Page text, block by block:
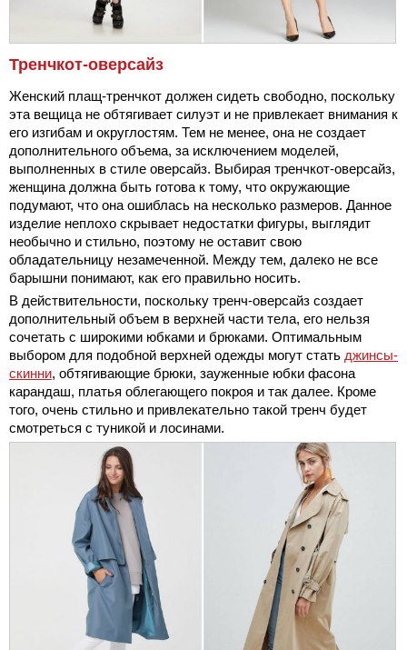
Тренчкот-оверсайз
Женский плащ-тренчкот должен сидеть свободно, поскольку
эта вещица не обтягивает силуэт и не привлекает внимания к
его изгибам и округлостям. Тем не менее, она не создает
дополнительного объема, за исключением моделей,
выполненных в стиле оверсайз. Выбирая тренчкот-оверсайз,
женщина должна быть готова к тому, что окружающие
подумают, что она ошиблась на несколько размеров. Данное
изделие неплохо скрывает недостатки фигуры, выглядит
необычно и стильно, поэтому не оставит свою
обладательницу незамеченной. Между тем, далеко не все
барышни понимают, как его правильно носить.
В действительности, поскольку тренч-оверсайз создает
дополнительный объем в верхней части тела, его нельзя
сочетать с широкими юбками и брюками. Оптимальным
выбором для подобной верхней одежды могут стать джинсы-
скинни, обтягивающие брюки, зауженные юбки фасона
карандаш, платья облегающего покроя и так далее. Кроме
того, очень стильно и привлекательно такой тренч будет
смотреться с туникой и лосинами.